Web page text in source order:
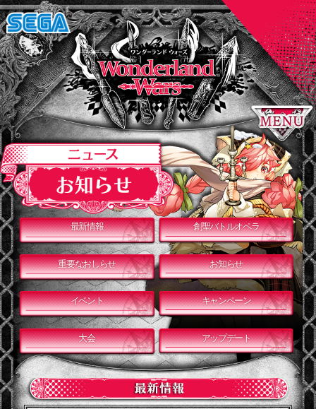
最新情報 創聖バトルオペラ
重要なおしらせ お知らせ
イベント キャンペーン
大会 アップデート